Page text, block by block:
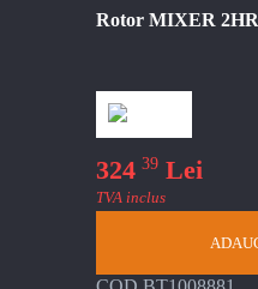
Rotor MIXER
324 39 Lei
TVA inclus